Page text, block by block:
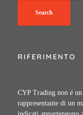
Search
RIFERIMENTO
CYP Trading non é
rappresentante di un